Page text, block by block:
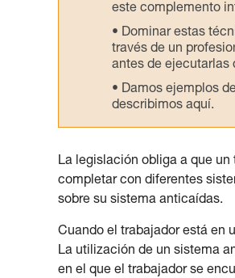
este complemento
Dominar estas
través de un
antes de ejecutarlas
Damos ejemplos
describimos aquí.
La legislación obliga a que
completar con diferentes
sobre su sistema anticaídas.
Cuando el trabajador está en
La utilización de un sistema
en el que el trabajador se